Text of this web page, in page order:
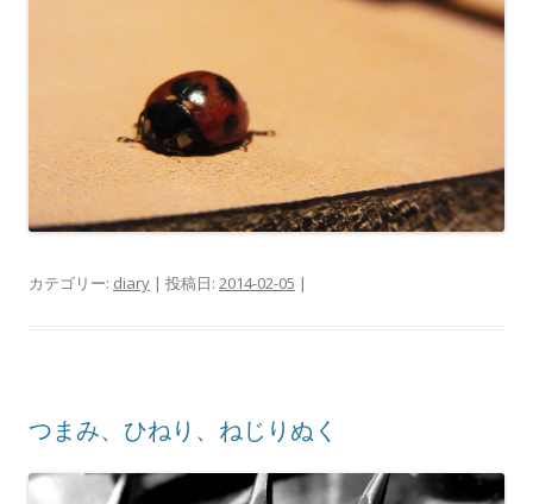
カテゴリー: diary | 投稿日: 2014-02-05 |
つまみ、ひねり、ねじりぬく